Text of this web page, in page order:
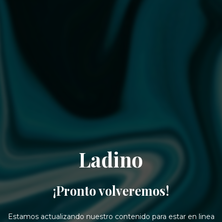
Ladino
¡Pronto volveremos!
Estamos actualizando nuestro contenido para estar en linea